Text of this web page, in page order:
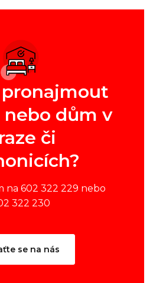
dům v
či
na 602 322 229 nebo
322 230
se na nás